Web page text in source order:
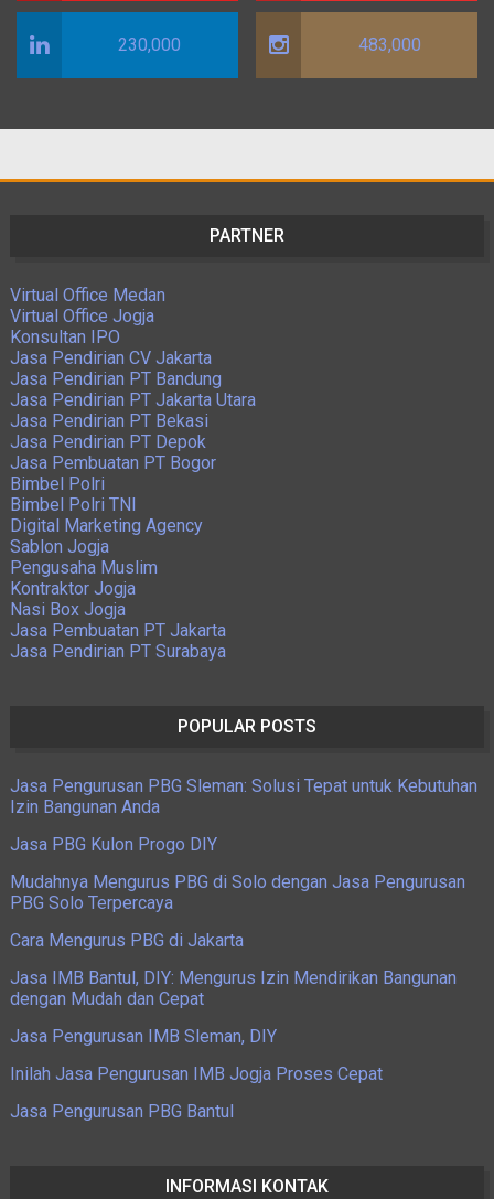
230,000 483,000
PARTNER
Virtual Office Medan
Virtual Office Jogja
Konsultan IPO
Jasa Pendirian CV Jakarta
Jasa Pendirian PT Bandung
Jasa Pendirian PT Jakarta Utara
Jasa Pendirian PT Bekasi
Jasa Pendirian PT Depok
Jasa Pembuatan PT Bogor
Bimbel Polri
Bimbel Polri TNI
Digital Marketing Agency
Sablon Jogja
Pengusaha Muslim
Kontraktor Jogja
Nasi Box Jogja
Jasa Pembuatan PT Jakarta
Jasa Pendirian PT Surabaya
POPULAR POSTS
Jasa Pengurusan PBG Sleman: Solusi Tepat untuk Kebutuhan
Izin Bangunan Anda
Jasa PBG Kulon Progo DIY
Mudahnya Mengurus PBG di Solo dengan Jasa Pengurusan
PBG Solo Terpercaya
Cara Mengurus PBG di Jakarta
Jasa IMB Bantul, DIY: Mengurus Izin Mendirikan Bangunan
dengan Mudah dan Cepat
Jasa Pengurusan IMB Sleman, DIY
Inilah Jasa Pengurusan IMB Jogja Proses Cepat
Jasa Pengurusan PBG Bantul
INFORMASI KONTAK